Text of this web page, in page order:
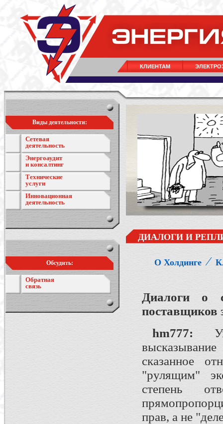
КЛИЕНТАМ
Виды деятельности:
Сетевая
деятельность
Энергоаудит
и консалтинг
Технические
услуги
Инновационная
деятельность
Обсудить:
Обратная
связь
ДИАЛОГИ И
О Холдинге ⁄
Диалоги о
поставщиков
hm777:
сказанное
"рулящим"
степень
прав, а не